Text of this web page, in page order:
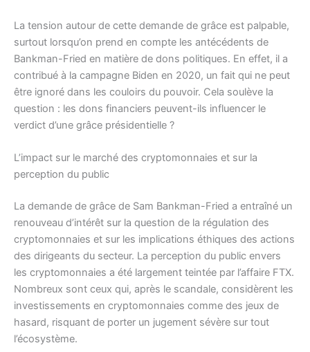
La tension autour de cette demande de grâce est palpable,
surtout lorsqu’on prend en compte les antécédents de
Bankman-Fried en matière de dons politiques. En effet, il a
contribué à la campagne Biden en 2020, un fait qui ne peut
être ignoré dans les couloirs du pouvoir. Cela soulève la
question : les dons financiers peuvent-ils influencer le
verdict d’une grâce présidentielle ?
L’impact sur le marché des cryptomonnaies et sur la
perception du public
La demande de grâce de Sam Bankman-Fried a entraîné un
renouveau d’intérêt sur la question de la régulation des
cryptomonnaies et sur les implications éthiques des actions
des dirigeants du secteur. La perception du public envers
les cryptomonnaies a été largement teintée par l’affaire FTX.
Nombreux sont ceux qui, après le scandale, considèrent les
investissements en cryptomonnaies comme des jeux de
hasard, risquant de porter un jugement sévère sur tout
l’écosystème.